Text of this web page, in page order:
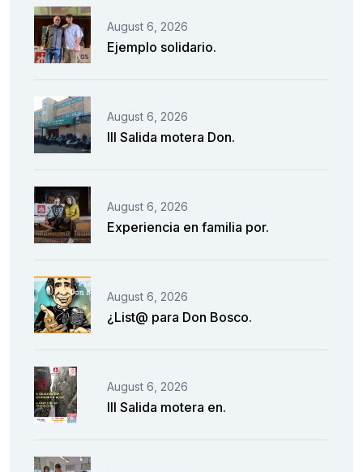
August 6, 2026
Ejemplo solidario.
August 6, 2026
III Salida motera Don.
August 6, 2026
Experiencia en familia por.
August 6, 2026
¿List@ para Don Bosco.
August 6, 2026
III Salida motera en.